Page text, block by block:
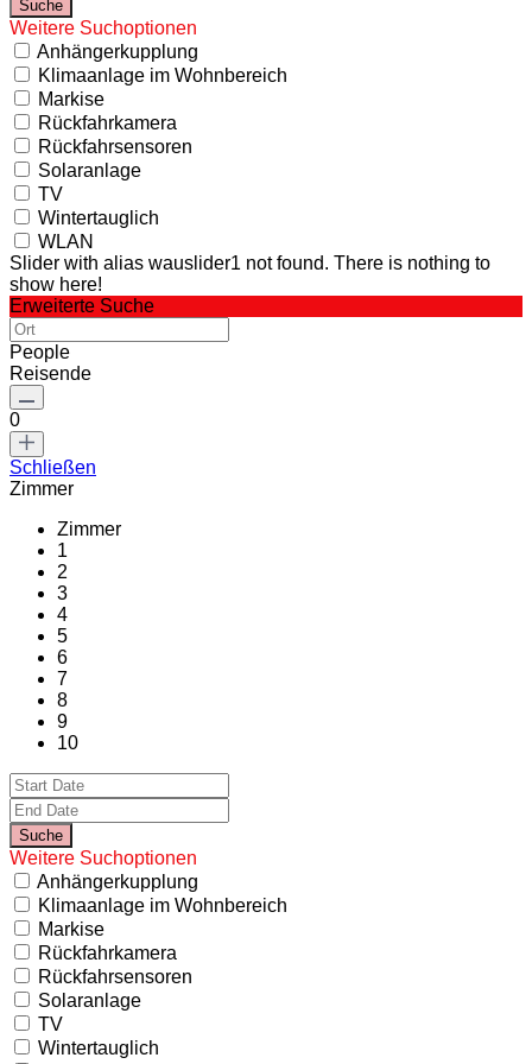
Weitere Suchoptionen
Anhängerkupplung
Klimaanlage im Wohnbereich
Markise
Rückfahrkamera
Rückfahrsensoren
Solaranlage
TV
Wintertauglich
WLAN
Slider with alias wauslider1 not found. There is nothing to
show here!
Erweiterte Suche
People
Reisende
0
Schließen
Zimmer
Zimmer
1
2
3
4
5
6
7
8
9
10
Weitere Suchoptionen
Anhängerkupplung
Klimaanlage im Wohnbereich
Markise
Rückfahrkamera
Rückfahrsensoren
Solaranlage
TV
Wintertauglich